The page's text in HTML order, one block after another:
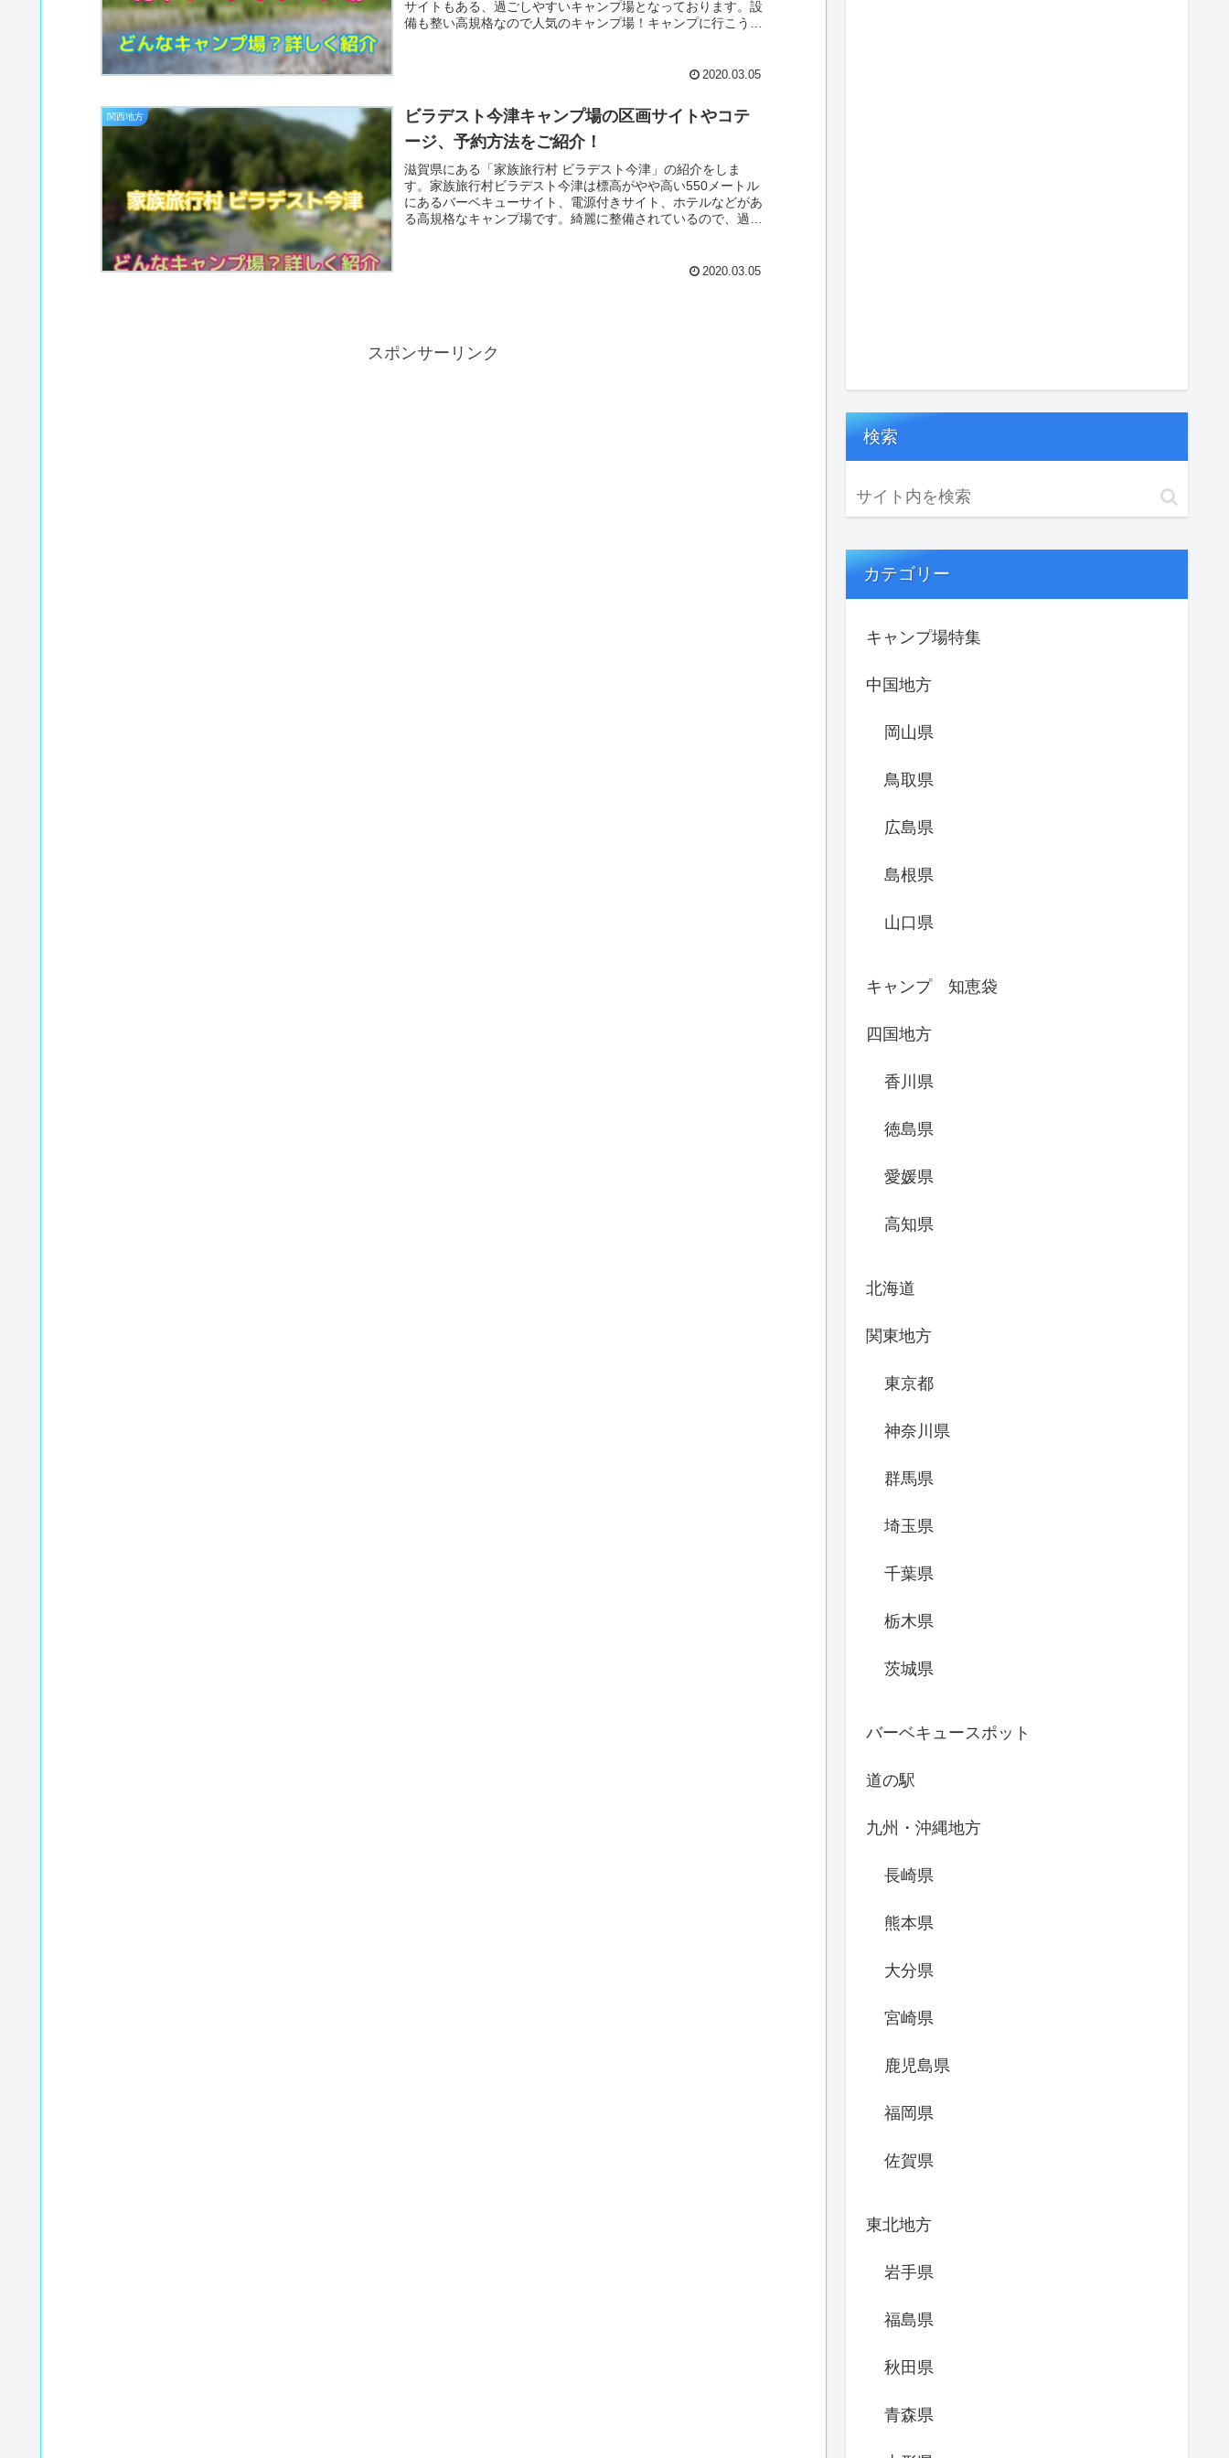
サイトもある、過ごしやすいキャンプ場となっております。設
備も整い高規格なので人気のキャンプ場！キャンプに行こうと
2020.03.05
関西地方
ビラデスト今津キャンプ場の区画サイトやコテ
ージ、予約方法をご紹介！
滋賀県にある「家族旅行村 ビラデスト今津」の紹介をしま
す。家族旅行村ビラデスト今津は標高がやや高い550メートル
にあるバーベキューサイト、電源付きサイト、ホテルなどがあ
る高規格なキャンプ場です。綺麗に整備されているので、過ご
2020.03.05
スポンサーリンク
検索
カテゴリー
キャンプ場特集
中国地方
岡山県
鳥取県
広島県
島根県
山口県
キャンプ 知恵袋
四国地方
香川県
徳島県
愛媛県
高知県
北海道
関東地方
東京都
神奈川県
群馬県
埼玉県
千葉県
栃木県
茨城県
バーベキュースポット
道の駅
九州・沖縄地方
長崎県
熊本県
大分県
宮崎県
鹿児島県
福岡県
佐賀県
東北地方
岩手県
福島県
秋田県
青森県